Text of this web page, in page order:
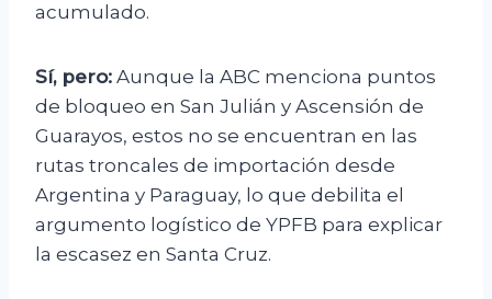
acumulado.
Sí, pero: Aunque la ABC menciona puntos
de bloqueo en San Julián y Ascensión de
Guarayos, estos no se encuentran en las
rutas troncales de importación desde
Argentina y Paraguay, lo que debilita el
argumento logístico de YPFB para explicar
la escasez en Santa Cruz.